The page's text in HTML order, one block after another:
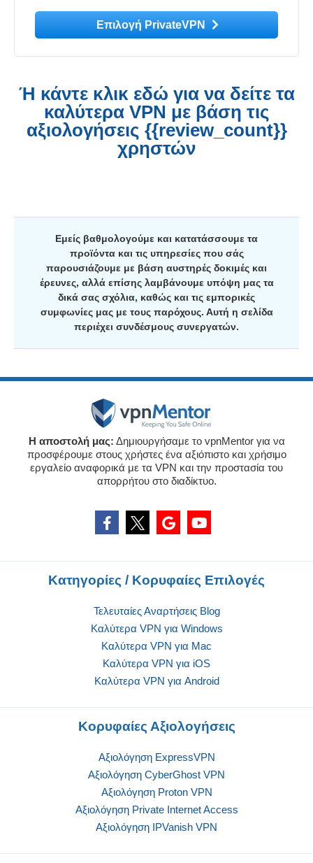
Επιλογή PrivateVPN
Ή κάντε κλικ εδώ για να δείτε τα
καλύτερα VPN με βάση τις
αξιολογήσεις {{review_count}}
χρηστών
Εμείς βαθμολογούμε και κατατάσσουμε τα
προϊόντα και τις υπηρεσίες που σάς
παρουσιάζουμε με βάση αυστηρές δοκιμές και
έρευνες, αλλά επίσης λαμβάνουμε υπόψη μας τα
δικά σας σχόλια, καθώς και τις εμπορικές
συμφωνίες μας με τους παρόχους. Αυτή η σελίδα
περιέχει συνδέσμους συνεργατών.
Η αποστολή μας: Δημιουργήσαμε το vpnMentor για να
προσφέρουμε στους χρήστες ένα αξιόπιστο και χρήσιμο
εργαλείο αναφορικά με τα VPN και την προστασία του
απορρήτου στο διαδίκτυο.
Κατηγορίες / Κορυφαίες Επιλογές
Τελευταίες Αναρτήσεις Blog
Καλύτερα VPN για Windows
Καλύτερα VPN για Mac
Καλύτερα VPN για iOS
Καλύτερα VPN για Android
Κορυφαίες Αξιολογήσεις
Αξιολόγηση ExpressVPN
Αξιολόγηση CyberGhost VPN
Αξιολόγηση Proton VPN
Αξιολόγηση Private Internet Access
Αξιολόγηση IPVanish VPN